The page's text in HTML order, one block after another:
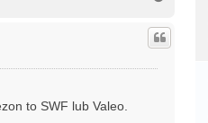
g
r
to SWF lub Valeo.